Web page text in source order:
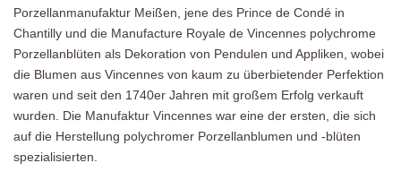
Porzellanmanufaktur Meißen, jene des Prince de Condé in
Chantilly und die Manufacture Royale de Vincennes polychrome
Porzellanblüten als Dekoration von Pendulen und Appliken, wobei
die Blumen aus Vincennes von kaum zu überbietender Perfektion
waren und seit den 1740er Jahren mit großem Erfolg verkauft
wurden. Die Manufaktur Vincennes war eine der ersten, die sich
auf die Herstellung polychromer Porzellanblumen und -blüten
spezialisierten.